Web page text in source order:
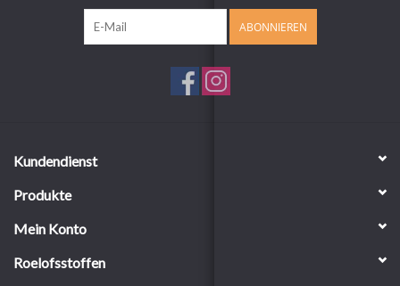
ABONNIEREN
Kundendienst
Produkte
Mein Konto
Roelofsstoffen